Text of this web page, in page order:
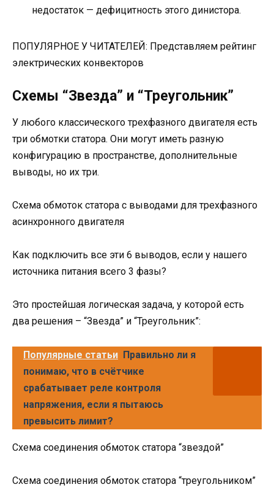
недостаток — дефицитность этого динистора.
ПОПУЛЯРНОЕ У ЧИТАТЕЛЕЙ: Представляем рейтинг
электрических конвекторов
Схемы “Звезда” и “Треугольник”
У любого классического трехфазного двигателя есть
три обмотки статора. Они могут иметь разную
конфигурацию в пространстве, дополнительные
выводы, но их три.
Схема обмоток статора с выводами для трехфазного
асинхронного двигателя
Как подключить все эти 6 выводов, если у нашего
источника питания всего 3 фазы?
Это простейшая логическая задача, у которой есть
два решения – “Звезда” и “Треугольник”:
Популярные статьи Правильно ли я
понимаю, что в счётчике
срабатывает реле контроля
напряжения, если я пытаюсь
превысить лимит?
Схема соединения обмоток статора “звездой”
Схема соединения обмоток статора “треугольником”